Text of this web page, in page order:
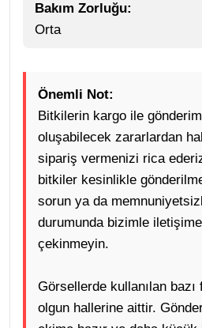
Bakım Zorluğu:
Orta
Önemli Not:
Bitkilerin kargo ile
oluşabilecek zararlardan
sipariş vermenizi rica
bitkiler kesinlikle
sorun ya da
durumunda bizimle
çekinmeyin.
Görsellerde kullanılan
olgun hallerine aittir.